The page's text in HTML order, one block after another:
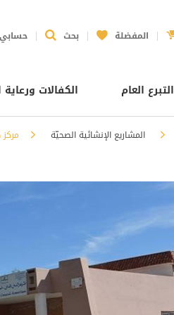
حسابي بحث المفضلة
التبرع العام الكفالات ورعاية
المشاريع الإنشائية الصحيّة